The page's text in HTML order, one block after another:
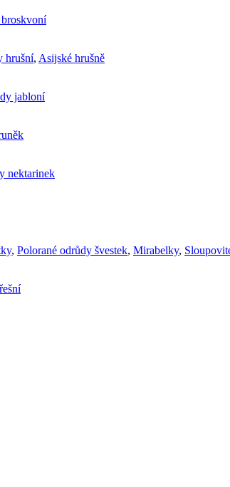
hrušní, Asijské hrušně
jabloní
nektarinek
, Polorané odrůdy švestek, Mirabelky,